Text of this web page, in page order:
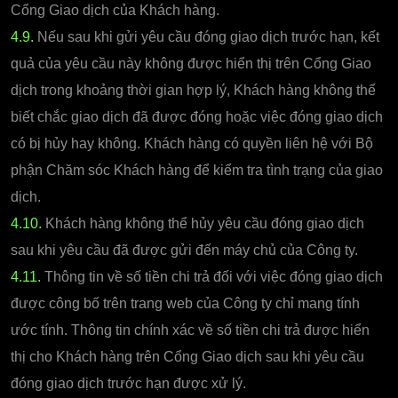
Cổng Giao dịch của Khách hàng.
4.9. Nếu sau khi gửi yêu cầu đóng giao dịch trước hạn, kết
quả của yêu cầu này không được hiển thị trên Cổng Giao
dịch trong khoảng thời gian hợp lý, Khách hàng không thể
biết chắc giao dịch đã được đóng hoặc việc đóng giao dịch
có bị hủy hay không. Khách hàng có quyền liên hệ với Bộ
phận Chăm sóc Khách hàng để kiểm tra tình trạng của giao
dịch.
4.10. Khách hàng không thể hủy yêu cầu đóng giao dịch
sau khi yêu cầu đã được gửi đến máy chủ của Công ty.
4.11. Thông tin về số tiền chi trả đối với việc đóng giao dịch
được công bố trên trang web của Công ty chỉ mang tính
ước tính. Thông tin chính xác về số tiền chi trả được hiển
thị cho Khách hàng trên Cổng Giao dịch sau khi yêu cầu
đóng giao dịch trước hạn được xử lý.